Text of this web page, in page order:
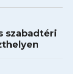
szabadtéri